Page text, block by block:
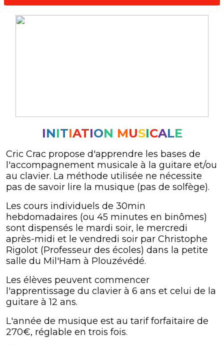
INITIATION MUSICALE
Cric Crac propose d'apprendre les bases de
l'accompagnement musicale à la guitare et/ou
au clavier. La méthode utilisée ne nécessite
pas de savoir lire la musique (pas de solfège).
Les cours individuels de 30min
hebdomadaires (ou 45 minutes en binômes)
sont dispensés le mardi soir, le mercredi
après-midi et le vendredi soir par Christophe
Rigolot (Professeur des écoles) dans la petite
salle du Mil'Ham à Plouzévédé.
Les élèves peuvent commencer
l'apprentissage du clavier à 6 ans et celui de la
guitare à 12 ans.
L'année de musique est au tarif forfaitaire de
270€, réglable en trois fois.